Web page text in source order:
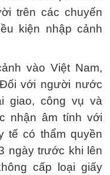
trên các chuyến
kiện nhập cảnh
vào Việt Nam,
với người nước
giao, công vụ và
nhận âm tính với
tế có thẩm quyền
ngày trước khi lên
cấp loại giấy